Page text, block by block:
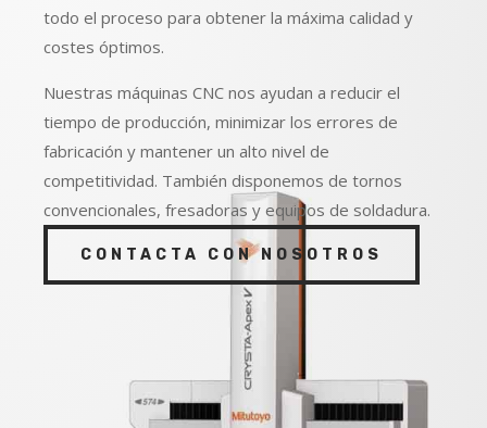
todo el proceso para obtener la máxima calidad y
costes óptimos.
Nuestras máquinas CNC nos ayudan a reducir el
tiempo de producción, minimizar los errores de
fabricación y mantener un alto nivel de
competitividad. También disponemos de tornos
convencionales, fresadoras y equipos de soldadura.
CONTACTA CON NOSOTROS